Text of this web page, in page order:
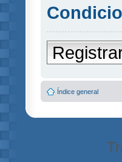
Índice general